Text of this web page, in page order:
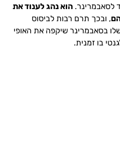
לסאבמרינר. הוא נהג לענוד את
, ובכך תרם רבות לביסוס
בסאבמרינר שיקפה את האופי
בו זמנית.